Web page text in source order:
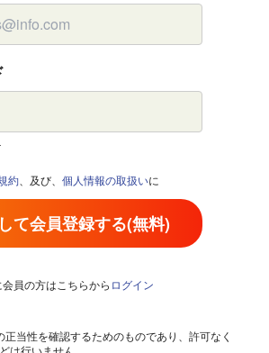
約 、及び、 個人情報の取扱いに
て会員登録する(無料)
員の方はこちらから ログイン
当性を確認するためのものであり、許可なく
は行いません。